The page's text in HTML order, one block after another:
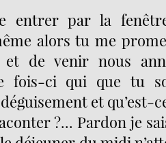
entrer par la
alors tu me
de venir nous
fois-ci qui que tu
et qu’est-
?... Pardon je